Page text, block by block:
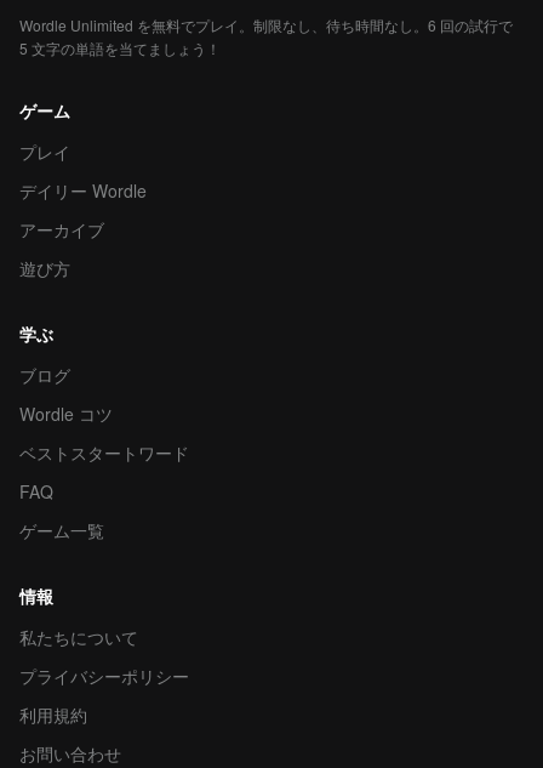
Wordle Unlimited を無料でプレイ。制限なし、待ち時間なし。6 回の試行で
5 文字の単語を当てましょう！
ゲーム
プレイ
デイリー Wordle
アーカイブ
遊び方
学ぶ
ブログ
Wordle コツ
ベストスタートワード
FAQ
ゲーム一覧
情報
私たちについて
プライバシーポリシー
利用規約
お問い合わせ